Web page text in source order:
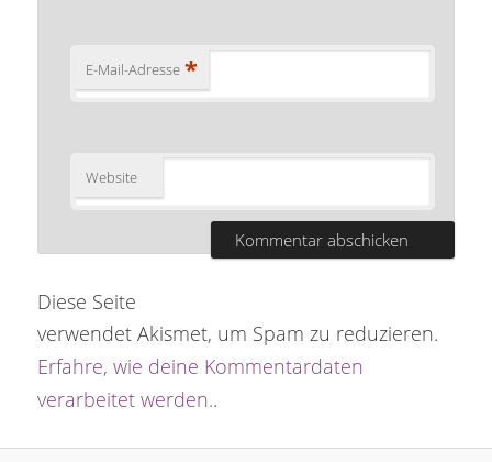
E-Mail-Adresse *
Website
Diese Seite
verwendet Akismet, um Spam zu reduzieren.
Erfahre, wie deine Kommentardaten
verarbeitet werden..